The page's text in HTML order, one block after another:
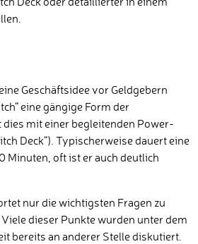
Geschäftsidee vor Geldgebern
eine gängige Form der
mit einer begleitenden Power-
Deck“). Typischerweise dauert eine
Minuten, oft ist er auch deutlich
nur die wichtigsten Fragen zu
dieser Punkte wurden unter dem
bereits an anderer Stelle diskutiert.